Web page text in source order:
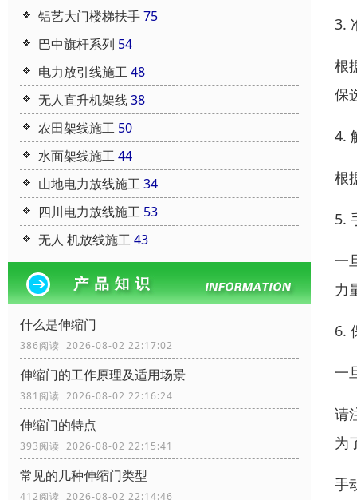
铝艺大门楼梯扶手75
巴中旗杆系列 54
电力放引线施工48
无人直升机架线38
农田架线施工 50
水面架线施工44
山地电力放线施工34
四川电力放线施工 53
无人 机放线施工43
什么是伸缩门
386阅读 2026-08-02 22:17:02
伸缩门的工作原理及适用场景
381阅读 2026-08-02 22:16:24
伸缩门的特点
393阅读 2026-08-02 22:15:41
常见的几种伸缩门类型
412阅读 2026-08-02 22:14:46
3.
根
保
4.
根
5.
一
力
6.
一
请
为
手